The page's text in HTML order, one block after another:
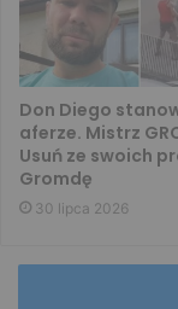
Don Diego
aferze. Mistrz
Usuń ze swoich
Gromdę
30 lipca 2026